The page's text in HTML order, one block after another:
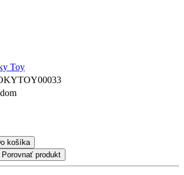
Toy
košíka
Porovnať produkt